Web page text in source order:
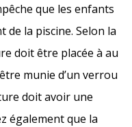
que les enfants
de la piscine. Selon la
doit être placée à au
munie d’un verrou
doit avoir une
également que la